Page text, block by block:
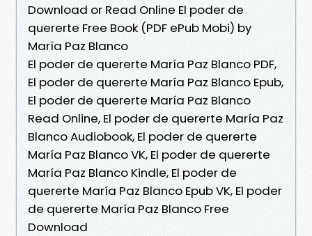
Download or Read Online El poder de
quererte Free Book (PDF ePub Mobi) by
María Paz Blanco
El poder de quererte María Paz Blanco PDF,
El poder de quererte María Paz Blanco Epub,
El poder de quererte María Paz Blanco
Read Online, El poder de quererte María Paz
Blanco Audiobook, El poder de quererte
María Paz Blanco VK, El poder de quererte
María Paz Blanco Kindle, El poder de
quererte María Paz Blanco Epub VK, El poder
de quererte María Paz Blanco Free
Download